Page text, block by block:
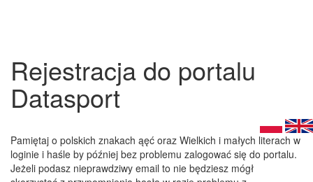
Rejestracja do portalu
Datasport
Pamiętaj o polskich znakach ąęć oraz Wielkich i małych literach w
loginie i haśle by później bez problemu zalogować się do portalu.
Jeżeli podasz nieprawdziwy email to nie będziesz mógł